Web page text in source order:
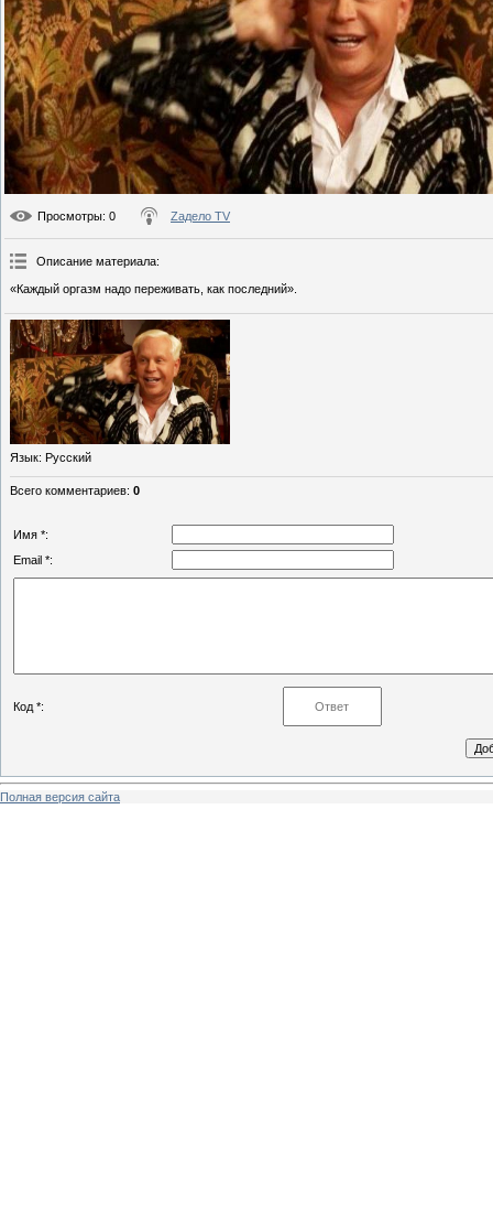
Просмотры: 0 Zадело TV
Описание материала:
«Каждый оргазм надо переживать, как последний».
Язык: Русский
Всего комментариев: 0
Имя *:
Email *:
Код *:
Полная версия сайта